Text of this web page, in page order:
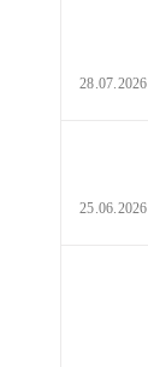
28.07.2026
25.06.2026